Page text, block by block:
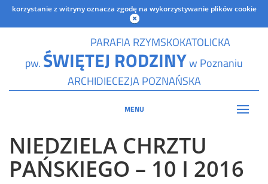
korzystanie z witryny oznacza zgodę na wykorzystywanie plików cookie
PARAFIA RZYMSKOKATOLICKA
pw. ŚWIĘTEJ RODZINYw Poznaniu
ARCHIDIECEZJA POZNAŃSKA
MENU
NIEDZIELA CHRZTU
PAŃSKIEGO – 10 I 2016